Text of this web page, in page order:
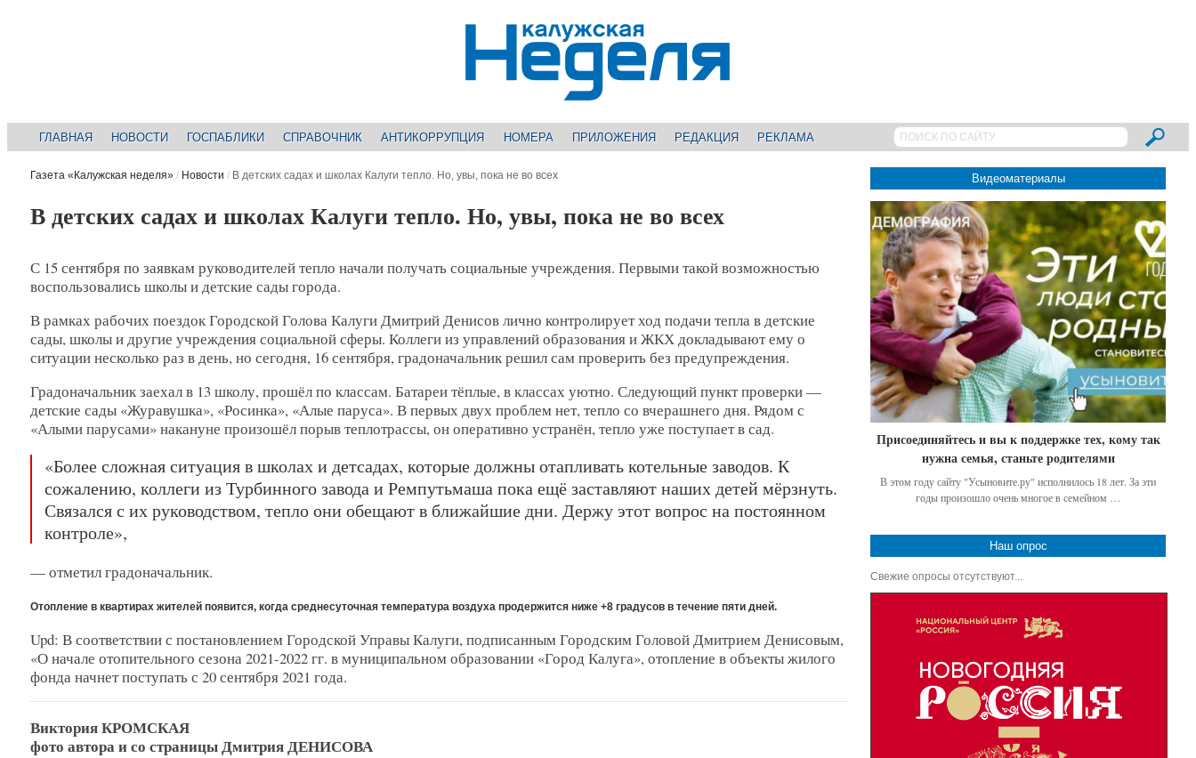
ГЛАВНАЯ НОВОСТИ ГОСПАБЛИКИ СПРАВОЧНИК АНТИКОРРУПЦИЯ НОМЕРА ПРИЛОЖЕНИЯ РЕДАКЦИЯ РЕКЛАМА
Газета «Калужская неделя» / Новости / В детских садах и школах Калуги тепло. Но, увы, пока не во всех
В детских садах и школах Калуги тепло. Но, увы, пока не во всех
С 15 сентября по заявкам руководителей тепло начали получать социальные учреждения. Первыми такой возможностью
воспользовались школы и детские сады города.
В рамках рабочих поездок Городской Голова Калуги Дмитрий Денисов лично контролирует ход подачи тепла в детские
сады, школы и другие учреждения социальной сферы. Коллеги из управлений образования и ЖКХ докладывают ему о
ситуации несколько раз в день, но сегодня, 16 сентября, градоначальник решил сам проверить без предупреждения.
Градоначальник заехал в 13 школу, прошёл по классам. Батареи тёплые, в классах уютно. Следующий пункт проверки —
детские сады «Журавушка», «Росинка», «Алые паруса». В первых двух проблем нет, тепло со вчерашнего дня. Рядом с
«Алыми парусами» накануне произошёл порыв теплотрассы, он оперативно устранён, тепло уже поступает в сад.
«Более сложная ситуация в школах и детсадах, которые должны отапливать котельные заводов. К
сожалению, коллеги из Турбинного завода и Ремпутьмаша пока ещё заставляют наших детей мёрзнуть.
Связался с их руководством, тепло они обещают в ближайшие дни. Держу этот вопрос на постоянном
контроле»,
— отметил градоначальник.
Отопление в квартирах жителей появится, когда среднесуточная температура воздуха продержится ниже +8 градусов в течение пяти дней.
Upd: В соответствии с постановлением Городской Управы Калуги, подписанным Городским Головой Дмитрием Денисовым,
«О начале отопительного сезона 2021-2022 гг. в муниципальном образовании «Город Калуга», отопление в объекты жилого
фонда начнет поступать с 20 сентября 2021 года.
Виктория КРОМСКАЯ
фото автора и со страницы Дмитрия ДЕНИСОВА
Видеоматериалы
Присоединяйтесь и вы к поддержке тех, кому так
нужна семья, станьте родителями
В этом году сайту "Усыновите.ру" исполнилось 18 лет. За эти
годы произошло очень многое в семейном …
Наш опрос
Свежие опросы отсутствуют...